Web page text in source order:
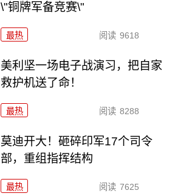
\"铜牌军备竞赛\"
最热 阅读 9618
美利坚一场电子战演习，把自家
救护机送了命！
最热 阅读 8288
莫迪开大！砸碎印军17个司令
部，重组指挥结构
最热 阅读 7625